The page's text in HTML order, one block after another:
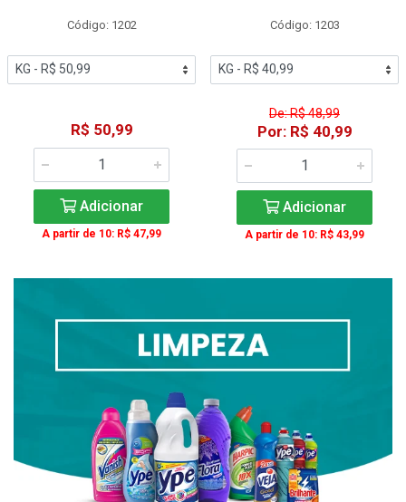
Código: 1202
R$ 50,99
Adicionar
A partir de 10: R$ 47,99
Código: 1203
De: R$ 48,99
Por: R$ 40,99
Adicionar
A partir de 10: R$ 43,99